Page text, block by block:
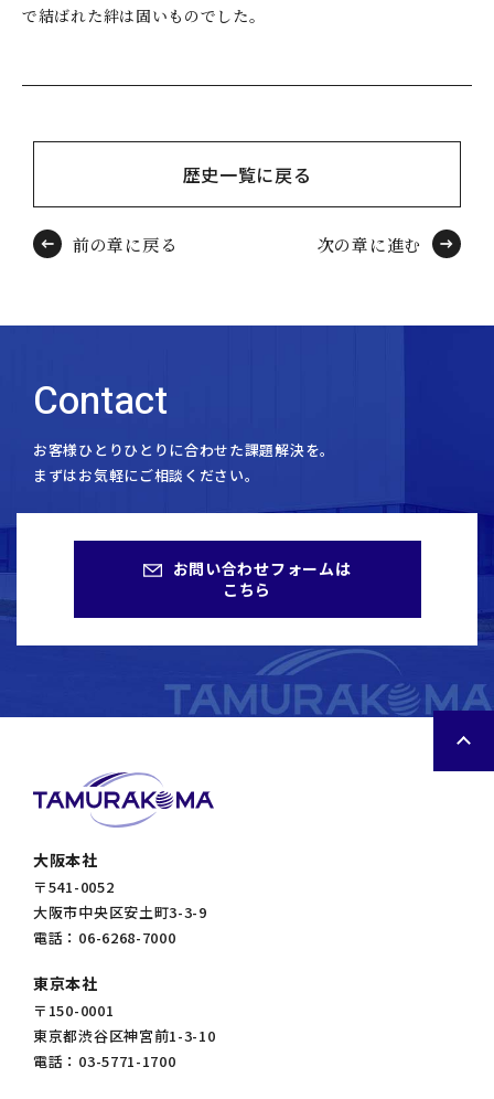
で結ばれた絆は固いものでした。
歴史一覧に戻る
前の章に戻る 次の章に進む
Contact
お客様ひとりひとりに合わせた課題解決を。
まずはお気軽にご相談ください。
お問い合わせフォームは
こちら
大阪本社
〒541-0052
大阪市中央区安土町3-3-9
電話：06-6268-7000
東京本社
〒150-0001
東京都渋谷区神宮前1-3-10
電話：03-5771-1700